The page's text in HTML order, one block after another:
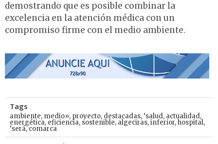
demostrando que es posible combinar la
excelencia en la atención médica con un
compromiso firme con el medio ambiente.
Tags
ambiente, medio», proyecto, destacadas, ‘salud, actualidad,
energética, eficiencia, sostenible, algeciras,inferior,hospital,
‘será,comarca